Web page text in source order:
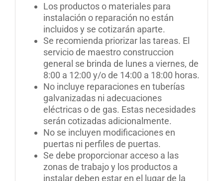
Los productos o materiales para
instalación o reparación no están
incluidos y se cotizarán aparte.
Se recomienda priorizar las tareas. El
servicio de maestro construccion
general se brinda de lunes a viernes, de
8:00 a 12:00 y/o de 14:00 a 18:00 horas.
No incluye reparaciones en tuberías
galvanizadas ni adecuaciones
eléctricas o de gas. Estas necesidades
serán cotizadas adicionalmente.
No se incluyen modificaciones en
puertas ni perfiles de puertas.
Se debe proporcionar acceso a las
zonas de trabajo y los productos a
instalar deben estar en el lugar de la